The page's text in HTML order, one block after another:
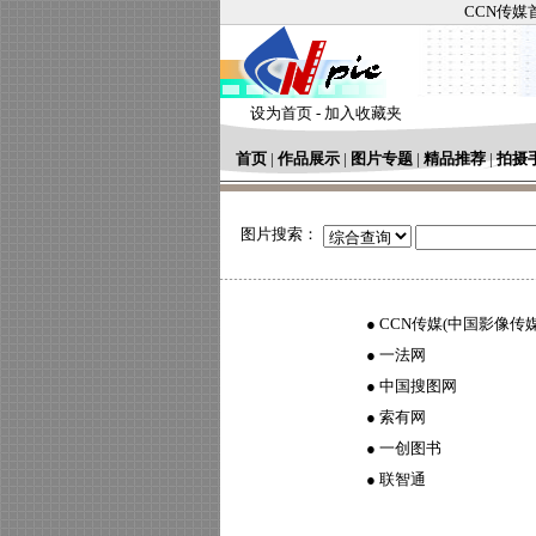
CCN传媒
设为首页 - 加入收藏夹
首页 | 作品展示 | 图片专题 | 精品推荐|拍摄
图片搜索：
● CCN传媒(中国影像传
● 一法网
● 中国搜图网
● 索有网
● 一创图书
● 联智通